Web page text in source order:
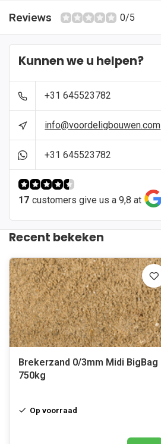
Reviews 0/5
Kunnen we u helpen?
+31 645523782
info@voordeligbouwen.com
+31 645523782
17 customers give us a 9,8 at
Recent bekeken
Brekerzand 0/3mm Midi BigBag
750kg
Op voorraad